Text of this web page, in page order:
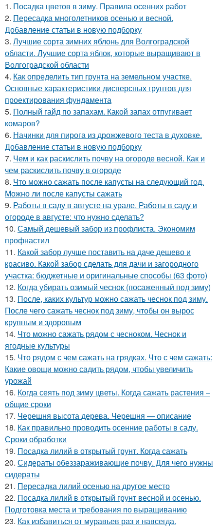
1. Посадка цветов в зиму. Правила осенних работ
2. Пересадка многолетников осенью и весной.
Добавление статьи в новую подборку
3. Лучшие сорта зимних яблонь для Волгоградской
области. Лучшие сорта яблок, которые выращивают в
Волгоградской области
4. Как определить тип грунта на земельном участке.
Основные характеристики дисперсных грунтов для
проектирования фундамента
5. Полный гайд по запахам. Какой запах отпугивает
комаров?
6. Начинки для пирога из дрожжевого теста в духовке.
Добавление статьи в новую подборку
7. Чем и как раскислить почву на огороде весной. Как и
чем раскислить почву в огороде
8. Что можно сажать после капусты на следующий год.
Можно ли после капусты сажать
9. Работы в саду в августе на урале. Работы в саду и
огороде в августе: что нужно сделать?
10. Самый дешевый забор из профлиста. Экономим
профнастил
11. Какой забор лучше поставить на даче дешево и
красиво. Какой забор сделать для дачи и загородного
участка: бюджетные и оригинальные способы (63 фото)
12. Когда убирать озимый чеснок (посаженный под зиму)
13. После, каких культур можно сажать чеснок под зиму.
После чего сажать чеснок под зиму, чтобы он вырос
крупным и здоровым
14. Что можно сажать рядом с чесноком. Чеснок и
ягодные культуры
15. Что рядом с чем сажать на грядках. Что с чем сажать:
Какие овощи можно садить рядом, чтобы увеличить
урожай
16. Когда сеять под зиму цветы. Когда сажать растения –
общие сроки
17. Черешня высота дерева. Черешня — описание
18. Как правильно проводить осенние работы в саду.
Сроки обработки
19. Посадка лилий в открытый грунт. Когда сажать
20. Сидераты обеззараживающие почву. Для чего нужны
сидераты
21. Пересадка лилий осенью на другое место
22. Посадка лилий в открытый грунт весной и осенью.
Подготовка места и требования по выращиванию
23. Как избавиться от муравьев раз и навсегда.